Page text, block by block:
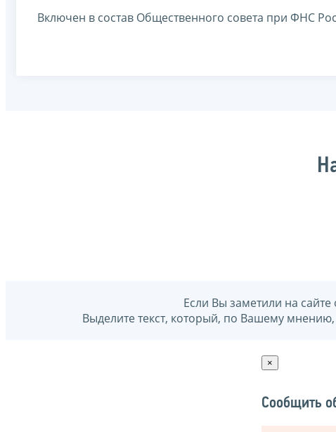
Включен в состав Общественного совета при ФНС
Если Вы заметили на
Выделите текст, который, по Вашему
×
Сообщить